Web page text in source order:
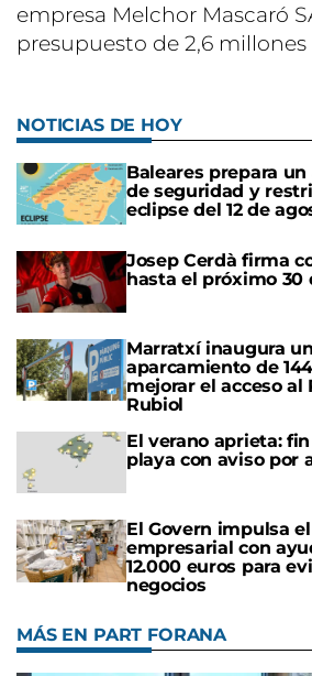
empresa Melchor Mascaró
presupuesto de 2,6 millones
NOTICIAS DE HOY
Baleares prepara
de seguridad y
eclipse del 12 de
Josep Cerdà firma
hasta el próximo 30
Marratxí inaugura
aparcamiento de
mejorar el acceso al
Rubiol
El verano aprieta:
playa con aviso por
El Govern impulsa
empresarial con
12.000 euros para
negocios
MÁS EN PART FORANA